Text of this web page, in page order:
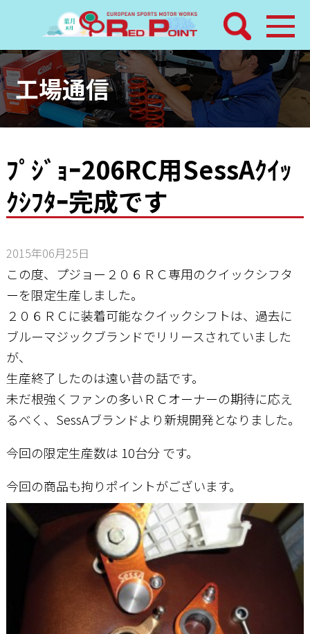
検索
ホーム
トピックス
レッドポイントパーツ
店舗案内
工場通信
お問い合わせ
工場通信
ﾌﾟｼﾞｮｰ206RC用SessAｸｲｯ
ｸｼﾌﾀｰ完成です
2015年06月25日
この度、プジョー２０６ＲＣ専用のクイックシフタ
ーを限定生産しました。
２０６ＲＣに装着可能なクイックシフトは、過去に
ブルーマジックブランドでリリースされていました
が、
生産終了したのは遠い昔の話です。
未だ根強くファンの多いＲＣオーナーの期待に応え
るべく、SessAブランドより新規開発となりました。
今回の限定生産数は 10台分 です。
今回の商品も拘りポイントがございます。